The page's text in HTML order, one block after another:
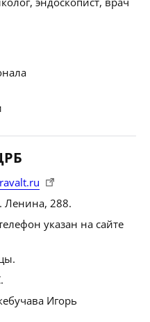
Ленина, 288.
указан на сайте
Игорь